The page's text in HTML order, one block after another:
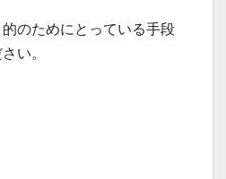
のためにとっている手段
い。